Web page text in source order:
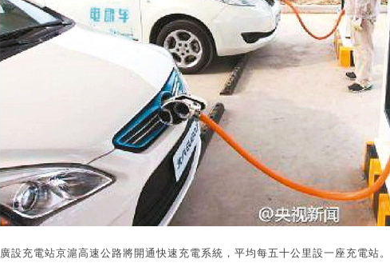
廣設充電站京滬高速公路將開通快速充電系統，平均每五十公里設一座充電站。